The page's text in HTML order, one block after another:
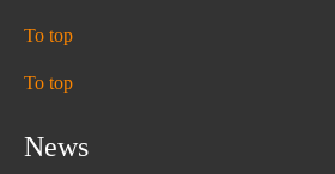
To top
To top
News